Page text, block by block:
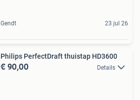
Gendt 23 jul 26
Philips PerfectDraft thuistap HD3600
€ 90,00 Details